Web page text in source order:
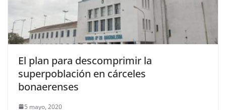
El plan para descomprimir la
superpoblación en cárceles
bonaerenses
5 mayo, 2020